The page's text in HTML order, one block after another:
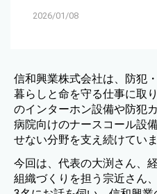
2026/01/08
信和興業株式会社は、防犯
暮らしと命を守る仕事に取
のインターホン設備や防犯
病院向けのナースコール設
せない分野を支え続けていま
今回は、代表の大渕さん、
組織づくりを担う 宗近さん